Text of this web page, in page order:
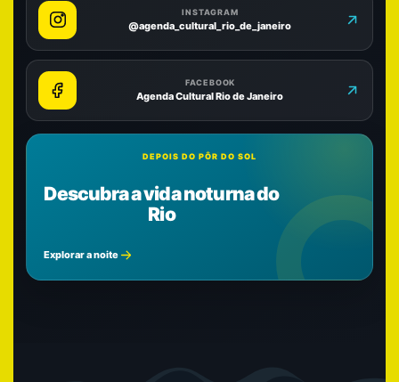
INSTAGRAM
@agenda_cultural_rio_de_janeiro
FACEBOOK
Agenda Cultural Rio de Janeiro
DEPOIS DO PÔR DO SOL
Descubra a vida noturna do
Rio
Explorar a noite